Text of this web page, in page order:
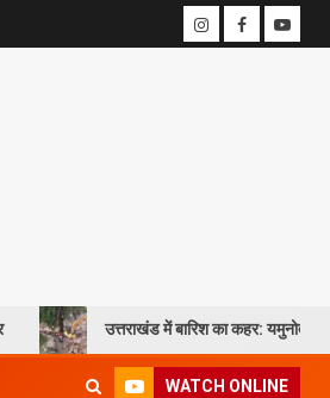
उत्तराखंड में बारिश का कहर: यमुनोत्री और बदरीनाथ
WATCH ONLINE